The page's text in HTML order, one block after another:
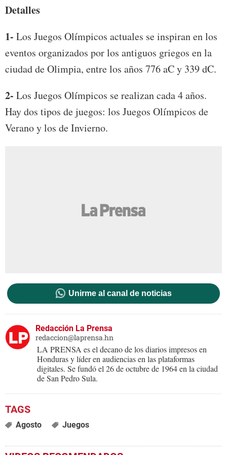
Detalles
1- Los Juegos Olímpicos actuales se inspiran en los
eventos organizados por los antiguos griegos en la
ciudad de Olimpia, entre los años 776 aC y 339 dC.
2- Los Juegos Olímpicos se realizan cada 4 años.
Hay dos tipos de juegos: los Juegos Olímpicos de
Verano y los de Invierno.
Unirme al canal de noticias
Redacción La Prensa
redaccion@laprensa.hn
LA PRENSA es el decano de los diarios impresos en
Honduras y líder en audiencias en las plataformas
digitales. Se fundó el 26 de octubre de 1964 en la ciudad
de San Pedro Sula.
Agosto Juegos